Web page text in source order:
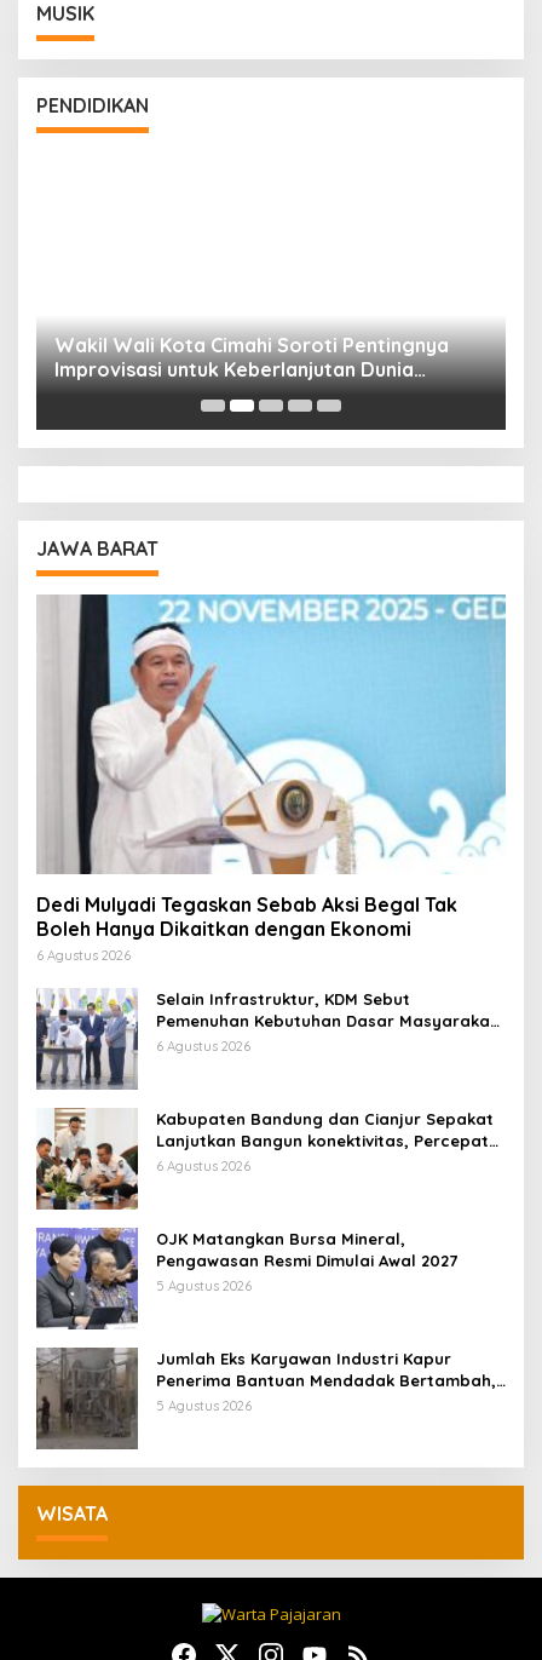
MUSIK
PENDIDIKAN
Wakil Wali Kota Cimahi Soroti Pentingnya
Improvisasi untuk Keberlanjutan Dunia
Pendidikan
JAWA BARAT
Dedi Mulyadi Tegaskan Sebab Aksi Begal Tak
Boleh Hanya Dikaitkan dengan Ekonomi
6 Agustus 2026
Selain Infrastruktur, KDM Sebut
Pemenuhan Kebutuhan Dasar Masyarakat
Jadi Fokus APBD Jabar 2027
6 Agustus 2026
Kabupaten Bandung dan Cianjur Sepakat
Lanjutkan Bangun konektivitas, Percepat
Pertumbuhan Ekonomi Daerah
6 Agustus 2026
OJK Matangkan Bursa Mineral,
Pengawasan Resmi Dimulai Awal 2027
5 Agustus 2026
Jumlah Eks Karyawan Industri Kapur
Penerima Bantuan Mendadak Bertambah,
KDM: Kita Identifikasi
5 Agustus 2026
WISATA